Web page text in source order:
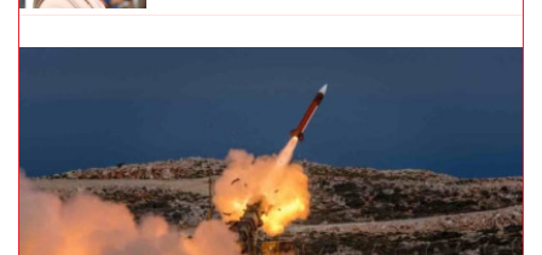
"ŽIVOT KOJI ČUVAM VIŠE OD SVOG"
Barović se oglasila posebnim razlogom, emocije je
savladale: "Prošlo je 10 godina"
MAĐAR SE HITNO OBRATIO